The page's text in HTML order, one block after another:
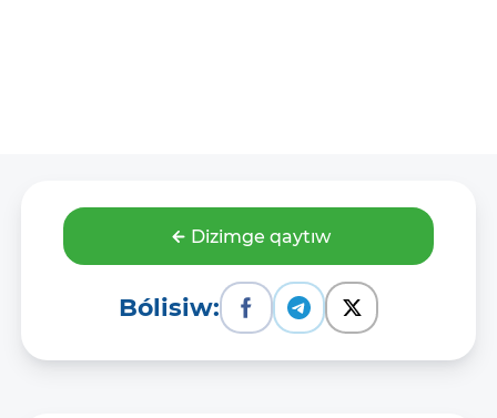
Dizimge qaytıw
Bólisiw: